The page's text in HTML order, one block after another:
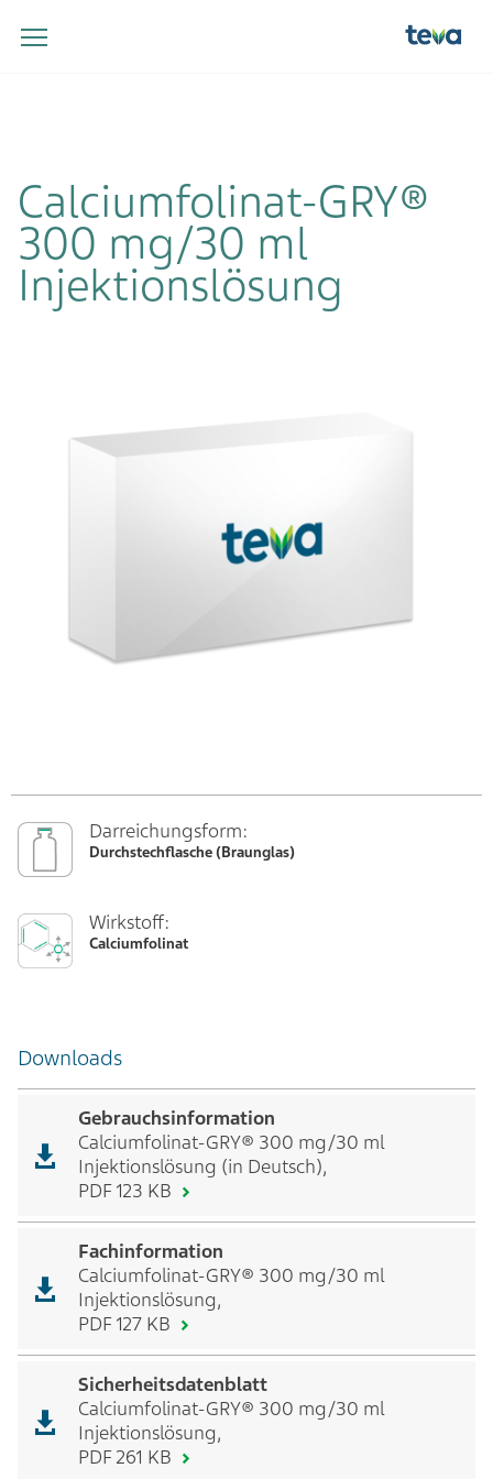
Calciumfolinat-GRY®
300 mg/30 ml
Injektionslösung
Darreichungsform:
Durchstechflasche (Braunglas)
Wirkstoff:
Calciumfolinat
Downloads
Gebrauchsinformation
Calciumfolinat-GRY® 300 mg/30 ml
Injektionslösung (in Deutsch),
PDF 123 KB
Fachinformation
Calciumfolinat-GRY® 300 mg/30 ml
Injektionslösung,
PDF 127 KB
Sicherheitsdatenblatt
Calciumfolinat-GRY® 300 mg/30 ml
Injektionslösung,
PDF 261 KB